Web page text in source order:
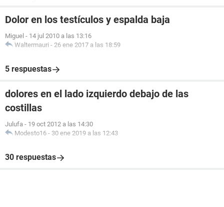
Dolor en los testículos y espalda baja
Miguel - 14 jul 2010 a las 13:16
Waltermauri - 26 ene 2017 a las 18:59
5 respuestas
dolores en el lado izquierdo debajo de las
costillas
Julufa - 19 oct 2012 a las 14:30
Modesto16 - 30 ene 2019 a las 12:43
30 respuestas